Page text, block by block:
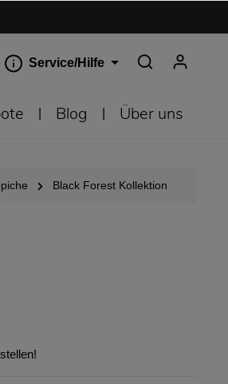
Service/Hilfe
Blog Über uns
Black Forest Kollektion